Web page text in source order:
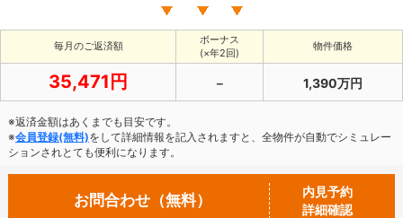
毎月のご返済額
ボーナス
(×年2回)
物件価格
35,471円 － 1,390万円
※返済金額はあくまでも目安です。
※会員登録(無料)をして詳細情報を記入されますと、全物件が自動でシミュレー
ションされとても便利になります。
お問合わせ（無料）
内見予約
詳細確認